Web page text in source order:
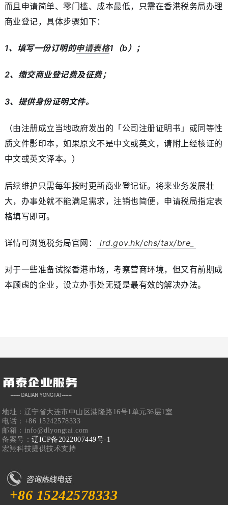
而且申请简单、零门槛、成本最低，只需在香港税务局办理
商业登记，具体步骤如下：
1、填写一份订明的申请表格1（b）；
2、缴交商业登记费及征费；
3、提供身份证明文件。
（由注册成立当地政府发出的「公司注册证明书」或同等性
质文件影印本，如果原文不是中文或英文，请附上经核证的
中文或英文译本。）
后续维护只需每年按时更新商业登记证。将来业务发展壮
大，办事处就不能满足需求，注销也简便，申请税局指定表
格填写即可。
详情可浏览税务局官网： ird.gov.hk/chs/tax/bre_
对于一些准备试探香港市场，考察营商环境，但又有前期成
本顾虑的企业，设立办事处无疑是最有效的解决办法。
地址：辽宁省大连市中山区港隆路16号1单元36层1室
电话：+86 15242578333
邮箱：info@dlyongtai.com
备案号：辽ICP备2022007449号-1
宏翔科技提供技术支持
+86 15242578333